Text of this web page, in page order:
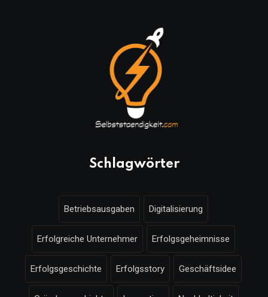
Schlagwörter
Betriebsausgaben Digitalisierung
Erfolgreiche Unternehmer Erfolgsgeheimnisse
Erfolgsgeschichte Erfolgsstory Geschäftsidee